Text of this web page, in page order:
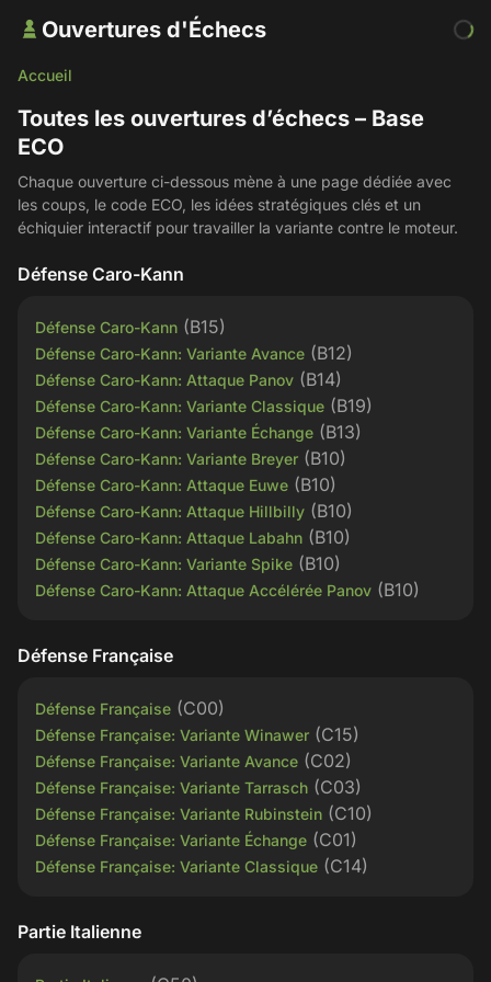
Ouvertures d'Échecs
Accueil
Toutes les ouvertures d’échecs – Base
ECO
Chaque ouverture ci-dessous mène à une page dédiée avec
les coups, le code ECO, les idées stratégiques clés et un
échiquier interactif pour travailler la variante contre le moteur.
Défense Caro-Kann
Défense Caro-Kann (B15)
Défense Caro-Kann: Variante Avance (B12)
Défense Caro-Kann: Attaque Panov (B14)
Défense Caro-Kann: Variante Classique (B19)
Défense Caro-Kann: Variante Échange (B13)
Défense Caro-Kann: Variante Breyer (B10)
Défense Caro-Kann: Attaque Euwe (B10)
Défense Caro-Kann: Attaque Hillbilly (B10)
Défense Caro-Kann: Attaque Labahn (B10)
Défense Caro-Kann: Variante Spike (B10)
Défense Caro-Kann: Attaque Accélérée Panov (B10)
Défense Française
Défense Française (C00)
Défense Française: Variante Winawer (C15)
Défense Française: Variante Avance (C02)
Défense Française: Variante Tarrasch (C03)
Défense Française: Variante Rubinstein (C10)
Défense Française: Variante Échange (C01)
Défense Française: Variante Classique (C14)
Partie Italienne